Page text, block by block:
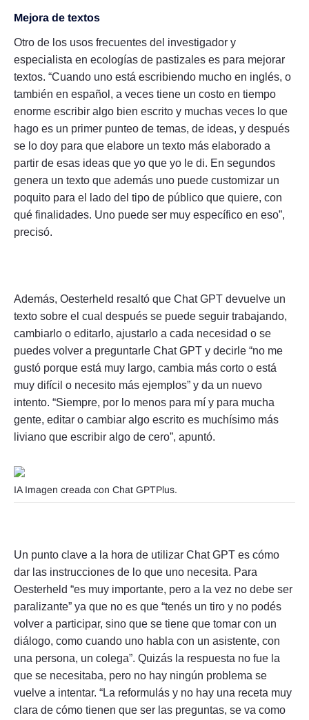
Mejora de textos
Otro de los usos frecuentes del investigador y
especialista en ecologías de pastizales es para mejorar
textos. “Cuando uno está escribiendo mucho en inglés, o
también en español, a veces tiene un costo en tiempo
enorme escribir algo bien escrito y muchas veces lo que
hago es un primer punteo de temas, de ideas, y después
se lo doy para que elabore un texto más elaborado a
partir de esas ideas que yo que yo le di. En segundos
genera un texto que además uno puede customizar un
poquito para el lado del tipo de público que quiere, con
qué finalidades. Uno puede ser muy específico en eso”,
precisó.
Además, Oesterheld resaltó que Chat GPT devuelve un
texto sobre el cual después se puede seguir trabajando,
cambiarlo o editarlo, ajustarlo a cada necesidad o se
puedes volver a preguntarle Chat GPT y decirle “no me
gustó porque está muy largo, cambia más corto o está
muy difícil o necesito más ejemplos” y da un nuevo
intento. “Siempre, por lo menos para mí y para mucha
gente, editar o cambiar algo escrito es muchísimo más
liviano que escribir algo de cero”, apuntó.
IA Imagen creada con Chat GPTPlus.
Un punto clave a la hora de utilizar Chat GPT es cómo
dar las instrucciones de lo que uno necesita. Para
Oesterheld “es muy importante, pero a la vez no debe ser
paralizante” ya que no es que “tenés un tiro y no podés
volver a participar, sino que se tiene que tomar con un
diálogo, como cuando uno habla con un asistente, con
una persona, un colega”. Quizás la respuesta no fue la
que se necesitaba, pero no hay ningún problema se
vuelve a intentar. “La reformulás y no hay una receta muy
clara de cómo tienen que ser las preguntas, se va como